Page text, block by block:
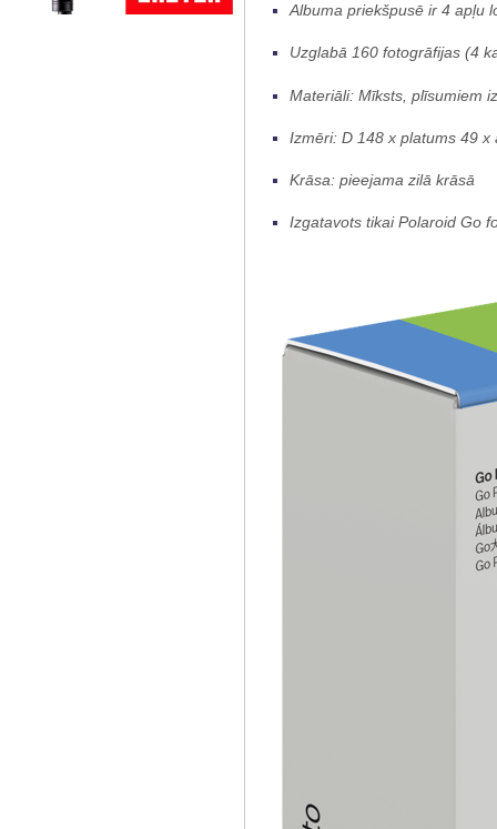
Albuma priekšpusē ir 4 apļu
Uzglabā 160 fotogrāfijas (4
Materiāli: Mīksts, plīsumiem
Izmēri: D 148 x platums 49 x
Krāsa: pieejama zilā krāsā
Izgatavots tikai Polaroid Go